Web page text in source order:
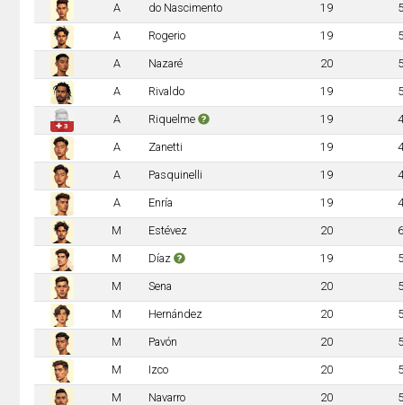
A do Nascimento 19 5
A Rogerio 19 5
A Nazaré 20 5
A Rivaldo 19 5
✚ 3
A Riquelme 19 4
A Zanetti 19 4
A Pasquinelli 19 4
A Enría 19 4
M Estévez 20 6
M Díaz 19 5
M Sena 20 5
M Hernández 20 5
M Pavón 20 5
M Izco 20 5
M Navarro 20 5